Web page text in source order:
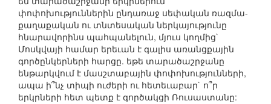
փոփոխություններին ընդառաջ սեփական ռազմա-
քաղաքական ու տնտեսական ներկայությունը
հնարավորինս պահպանելուն, մյուս կողմից`
Մոսկվայի համար երեւան է գալիս առանցքային
գործընկերների հարցը. եթե տարածաշրջանը
ենթարկվում է մասշտաբային փոփոխությունների,
ապա ի՞նչ տիպի ուժերի ու հետեւաբար` ո՞ր
երկրների հետ պետք է գործակցի Ռուսաստանը: